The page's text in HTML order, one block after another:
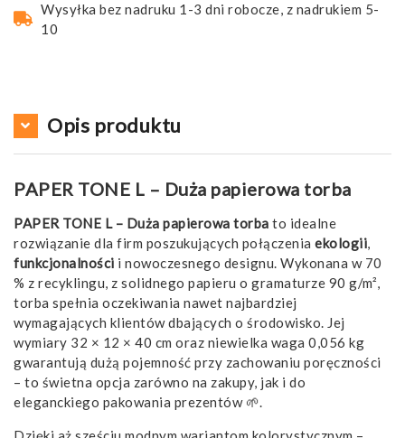
Wysyłka bez nadruku 1-3 dni robocze, z nadrukiem 5-
10
Opis produktu
PAPER TONE L – Duża papierowa torba
PAPER TONE L – Duża papierowa torba to idealne
rozwiązanie dla firm poszukujących połączenia ekologii,
funkcjonalności i nowoczesnego designu. Wykonana w 70
% z recyklingu, z solidnego papieru o gramaturze 90 g/m²,
torba spełnia oczekiwania nawet najbardziej
wymagających klientów dbających o środowisko. Jej
wymiary 32 × 12 × 40 cm oraz niewielka waga 0,056 kg
gwarantują dużą pojemność przy zachowaniu poręczności
– to świetna opcja zarówno na zakupy, jak i do
eleganckiego pakowania prezentów 🌱.